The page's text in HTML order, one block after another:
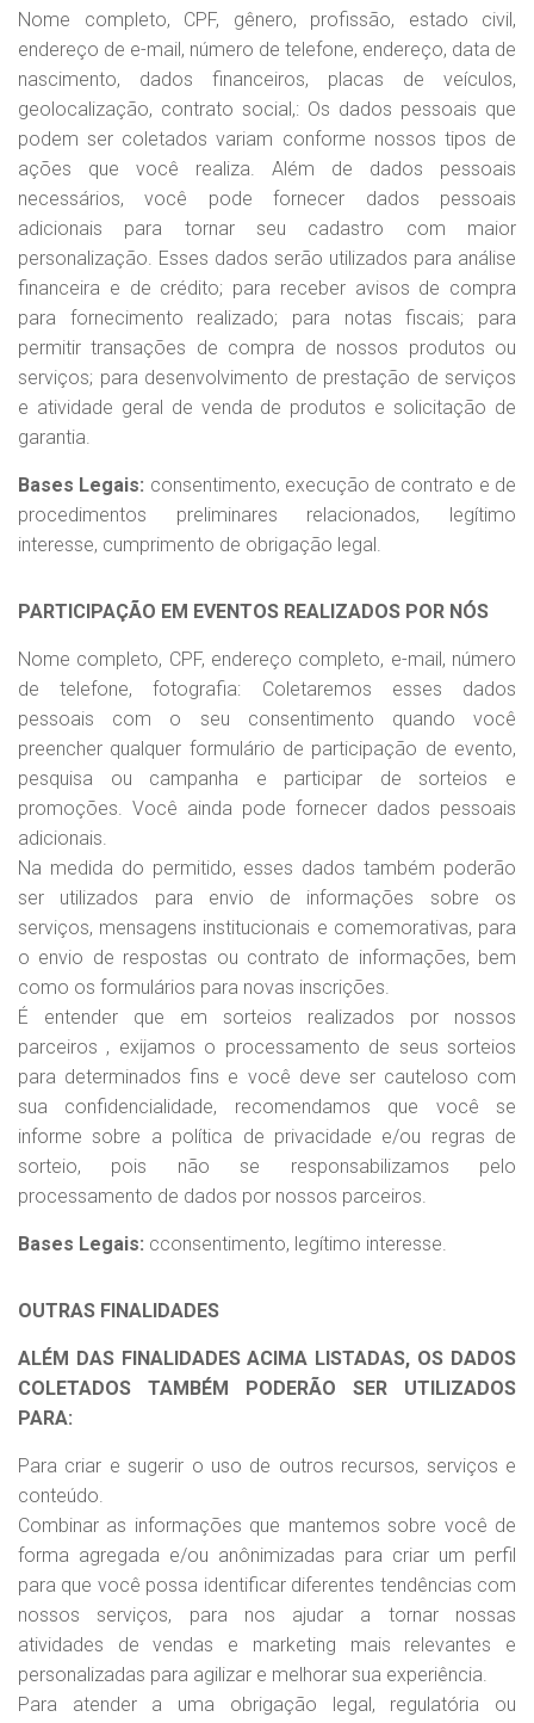
Nome completo, CPF, gênero, profissão, estado civil,
endereço de e-mail, número de telefone, endereço, data de
nascimento, dados financeiros, placas de veículos,
geolocalização, contrato social,: Os dados pessoais que
podem ser coletados variam conforme nossos tipos de
ações que você realiza. Além de dados pessoais
necessários, você pode fornecer dados pessoais
adicionais para tornar seu cadastro com maior
personalização. Esses dados serão utilizados para análise
financeira e de crédito; para receber avisos de compra
para fornecimento realizado; para notas fiscais; para
permitir transações de compra de nossos produtos ou
serviços; para desenvolvimento de prestação de serviços
e atividade geral de venda de produtos e solicitação de
garantia.
Bases Legais: consentimento, execução de contrato e de
procedimentos preliminares relacionados, legítimo
interesse, cumprimento de obrigação legal.
PARTICIPAÇÃO EM EVENTOS REALIZADOS POR NÓS
Nome completo, CPF, endereço completo, e-mail, número
de telefone, fotografia: Coletaremos esses dados
pessoais com o seu consentimento quando você
preencher qualquer formulário de participação de evento,
pesquisa ou campanha e participar de sorteios e
promoções. Você ainda pode fornecer dados pessoais
adicionais.
Na medida do permitido, esses dados também poderão
ser utilizados para envio de informações sobre os
serviços, mensagens institucionais e comemorativas, para
o envio de respostas ou contrato de informações, bem
como os formulários para novas inscrições.
É entender que em sorteios realizados por nossos
parceiros , exijamos o processamento de seus sorteios
para determinados fins e você deve ser cauteloso com
sua confidencialidade, recomendamos que você se
informe sobre a política de privacidade e/ou regras de
sorteio, pois não se responsabilizamos pelo
processamento de dados por nossos parceiros.
Bases Legais: cconsentimento, legítimo interesse.
OUTRAS FINALIDADES
ALÉM DAS FINALIDADES ACIMA LISTADAS, OS DADOS
COLETADOS TAMBÉM PODERÃO SER UTILIZADOS
PARA:
Para criar e sugerir o uso de outros recursos, serviços e
conteúdo.
Combinar as informações que mantemos sobre você de
forma agregada e/ou anônimizadas para criar um perfil
para que você possa identificar diferentes tendências com
nossos serviços, para nos ajudar a tornar nossas
atividades de vendas e marketing mais relevantes e
personalizadas para agilizar e melhorar sua experiência.
Para atender a uma obrigação legal, regulatória ou